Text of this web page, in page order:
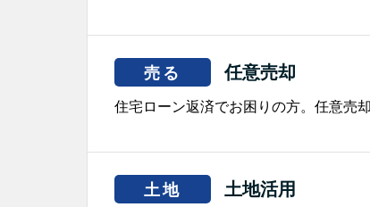
売る 任意売却
住宅ローン返済でお困りの方。任意売
土地 土地活用